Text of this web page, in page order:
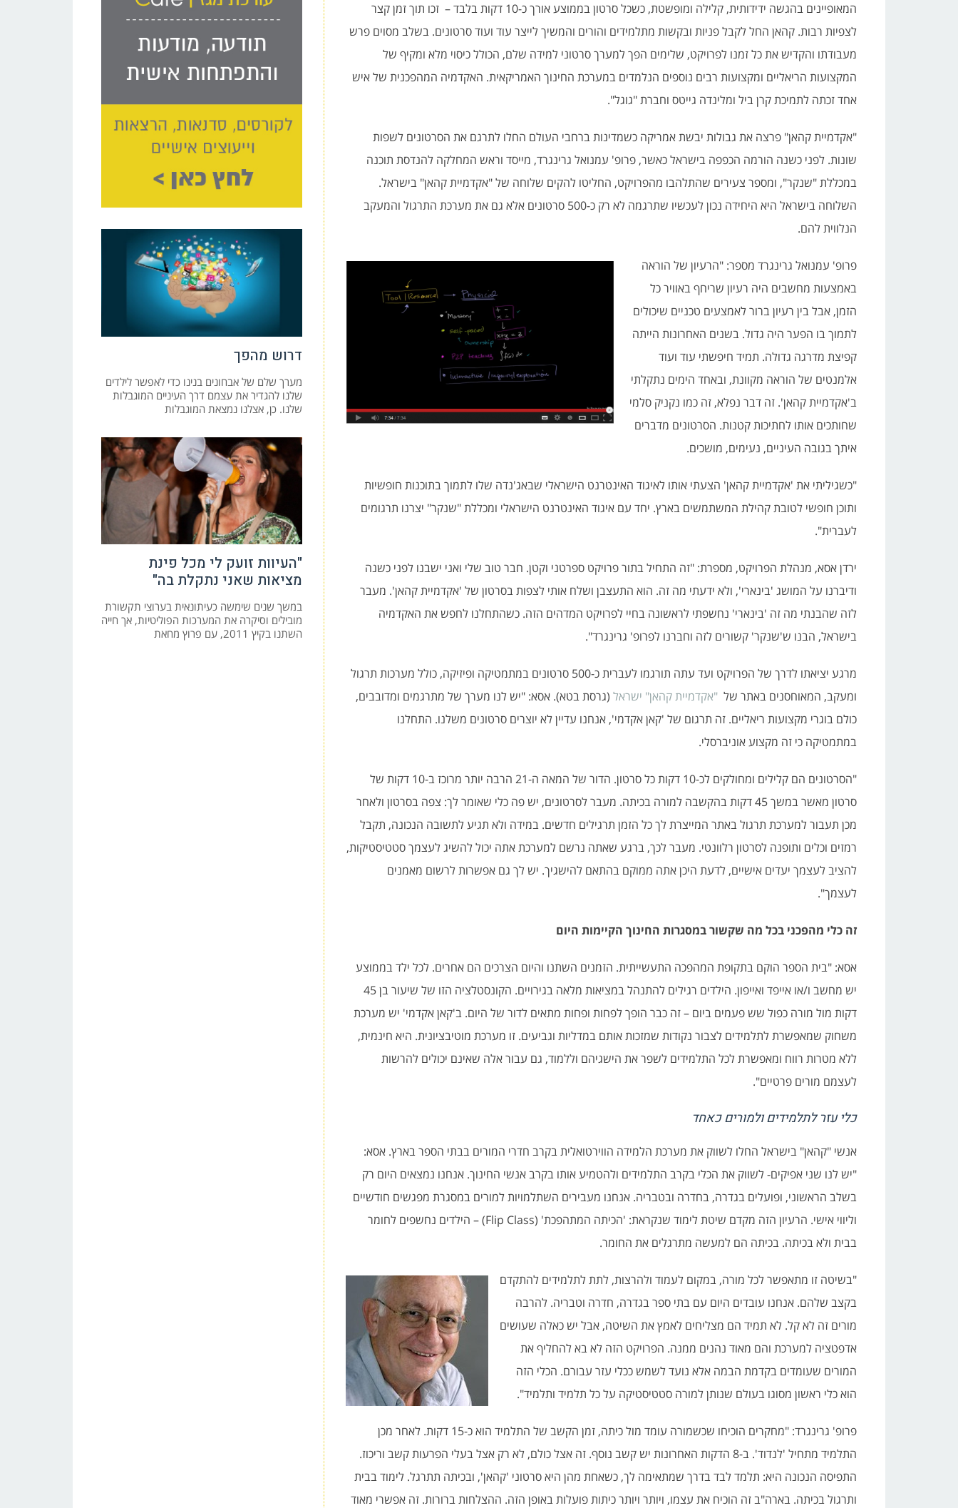
המאופיינים בהגשה ידידותית, קלילה ומופשטת, כשכל סרטון בממוצע אורך כ-10 דקות בלבד – זכו תוך זמן קצר
לצפיות רבות. קהאן החל לקבל פניות ובקשות מתלמידים והורים והמשיך לייצר עוד ועוד סרטונים. בשלב מסוים פרש
מעבודתו והקדיש את כל זמנו לפרויקט, שלימים הפך למערך סרטוני למידה שלם, הכולל כיסוי מלא ומקיף של
המקצועות הריאליים ומקצועות רבים נוספים הנלמדים במערכת החינוך האמריקאית. האקדמיה המהפכנית של איש
אחד זכתה לתמיכת קרן ביל ומלינדה גייטס וחברת "גוגל".
"אקדמיית קהאן" פרצה את גבולות יבשת אמריקה כשמדינות ברחבי העולם החלו לתרגם את הסרטונים לשפות
שונות. לפני כשנה הורמה הכפפה בישראל כאשר, פרופ' עמנואל גרינגרד, מייסד וראש המחלקה להנדסת תוכנה
במכללת "שנקר", ומספר צעירים שהתלהבו מהפרויקט, החליטו להקים שלוחה של "אקדמיית קהאן" בישראל.
השלוחה בישראל היא היחידה נכון לעכשיו שתרגמה לא רק כ-500 סרטונים אלא גם את מערכת התרגול והמעקב
הנלווית להם.
פרופ' עמנואל גרינגרד מספר: "הרעיון של הוראה
באמצעות מחשבים היה רעיון שריחף באוויר כל
הזמן, אבל בין רעיון ברור לאמצעים טכניים שיכולים
לתמוך בו הפער היה גדול. בשנים האחרונות הייתה
קפיצת מדרגה גדולה. תמיד חיפשתי עוד ועוד
אלמנטים של הוראה מקוונת, ובאחד הימים נתקלתי
ב'אקדמיית קהאן'. זה דבר נפלא, זה כמו נקניק סלמי
שחותכים אותו לחתיכות קטנות. הסרטונים מדברים
איתך בגובה העיניים, נעימים, מושכים.
"כשגיליתי את 'אקדמיית קהאן' הצעתי אותו לאיגוד האינטרנט הישראלי שבאג'נדה שלו לתמוך בתוכנות חופשיות
ותוכן חופשי לטובת קהילת המשתמשים בארץ. יחד עם איגוד האינטרנט הישראלי ומכללת "שנקר" יצרנו תרגומים
לעברית".
ירדן אסא, מנהלת הפרויקט, מספרת: "זה התחיל בתור פרויקט ספרטני וקטן. חבר טוב שלי ואני ישבנו לפני כשנה
ודיברנו על המושג 'בינארי', ולא ידעתי מה זה. הוא התעצבן ושלח אותי לצפות בסרטון של 'אקדמיית קהאן'. מעבר
לזה שהבנתי מה זה 'בינארי' נחשפתי לראשונה בחיי לפרויקט המדהים הזה. כשהתחלנו לחפש את האקדמיה
בישראל, הבנו ש'שנקר' קשורים לזה וחברנו לפרופ' גרינגרד".
מרגע יציאתו לדרך של הפרויקט ועד עתה תורגמו לעברית כ-500 סרטונים במתמטיקה ופיזיקה, כולל מערכות תרגול
ומעקב, המאוחסנים באתר של "אקדמיית קהאן" ישראל (גרסת בטא). אסא: "יש לנו מערך של מתרגמים ומדובבים,
כולם בוגרי מקצועות ריאליים. זה תרגום של 'קאן אקדמי', אנחנו עדיין לא יוצרים סרטונים משלנו. התחלנו
במתמטיקה כי זה מקצוע אוניברסלי.
"הסרטונים הם קלילים ומחולקים לכ-10 דקות כל סרטון. הדור של המאה ה-21 הרבה יותר מרוכז ב-10 דקות של
סרטון מאשר במשך 45 דקות בהקשבה למורה בכיתה. מעבר לסרטונים, יש פה כלי שאומר לך: צפה בסרטון ולאחר
מכן תעבור למערכת תרגול באתר המייצרת לך כל הזמן תרגילים חדשים. במידה ולא תגיע לתשובה הנכונה, תקבל
רמזים וכלים ותופנה לסרטון רלוונטי. מעבר לכך, ברגע שאתה נרשם למערכת אתה יכול להשיג לעצמך סטטיסטיקות,
להציב לעצמך יעדים אישיים, לדעת היכן אתה ממוקם בהתאם להישגיך. יש לך גם אפשרות לרשום מאמנים
לעצמך".
זה כלי מהפכני בכל מה שקשור במסגרות החינוך הקיימות היום
אסא: "בית הספר הוקם בתקופת המהפכה התעשייתית. הזמנים השתנו והיום הצרכים הם אחרים. לכל ילד בממוצע
יש מחשב ו/או אייפד ואייפון. הילדים רגילים להתנהל במציאות מלאה בגירויים. הקונסטלציה הזו של שיעור בן 45
דקות מול מורה כפול שש פעמים ביום – זה כבר הופך לפחות ופחות מתאים לדור של היום. ב'קאן אקדמי' יש מערכת
משחוק שמאפשרת לתלמידים לצבור נקודות שמזכות אותם במדליות וגביעים. זו מערכת מוטיבציונית. היא חינמית,
ללא מטרות רווח ומאפשרת לכל התלמידים לשפר את הישגיהם וללמוד, גם עבור אלה שאינם יכולים להרשות
לעצמם מורים פרטיים".
כלי עזר לתלמידים ולמורים כאחד
אנשי "קהאן" בישראל החלו לשווק את מערכת הלמידה הווירטואלית בקרב חדרי המורים בבתי הספר בארץ. אסא:
"יש לנו שני אפיקים- לשווק את הכלי בקרב התלמידים ולהטמיע אותו בקרב אנשי החינוך. אנחנו נמצאים היום רק
בשלב הראשוני, ופועלים בגדרה, בחדרה ובטבריה. אנחנו מעבירים השתלמויות למורים במסגרת מפגשים חודשיים
וליווי אישי. הרעיון הזה מקדם שיטת לימוד שנקראת: 'הכיתה המתהפכת' (Flip Class) – הילדים נחשפים לחומר
בבית ולא בכיתה. בכיתה הם למעשה מתרגלים את החומר.
"בשיטה זו מתאפשר לכל מורה, במקום לעמוד ולהרצות, לתת לתלמידים להתקדם
בקצב שלהם. אנחנו עובדים היום עם בתי ספר בגדרה, חדרה וטבריה. להרבה
מורים זה לא קל. לא תמיד הם מצליחים לאמץ את השיטה, אבל יש כאלה שעושים
אדפטציה למערכת והם מאוד נהנים ממנה. הפרויקט הזה לא בא להחליף את
המורים שעומדים בקדמת הבמה אלא נועד לשמש ככלי עזר עבורם. הכלי הזה
הוא כלי ראשון מסוגו בעולם שנותן למורה סטטיסטיקה על כל תלמיד ותלמיד".
פרופ' גרינגרד: "מחקרים הוכיחו שכשמורה עומד מול כיתה, זמן הקשב של התלמיד הוא כ-15 דקות. לאחר מכן
התלמיד מתחיל 'לנדוד'. ב-8 הדקות האחרונות יש קשב נוסף. זה אצל כולם, לא רק אצל בעלי הפרעות קשב וריכוז.
התפיסה הנכונה היא: תלמד לבד בדרך שמתאימה לך, כשאחת מהן היא סרטוני 'קהאן', ובכיתה תתרגל. לימוד בבית
ותרגול בכיתה. בארה"ב זה הוכיח את עצמו, ויותר ויותר כיתות פועלות באופן הזה. ההצלחות ברורות. זה אפשרי מאוד
דרוש מהפך
מערך שלם של אבחונים בנינו כדי לאפשר לילדים
שלנו להגדיר את עצמם דרך העיניים המוגבלות
שלנו. כן, אצלנו נמצאת המוגבלות
"העיוות זועק לי מכל פינת
מציאות שאני נתקלת בה"
במשך שנים שימשה כעיתונאית בערוצי תקשורת
מובילים וסיקרה את המערכות הפוליטיות, אך חייה
השתנו בקיץ 2011, עם פרוץ מחאת